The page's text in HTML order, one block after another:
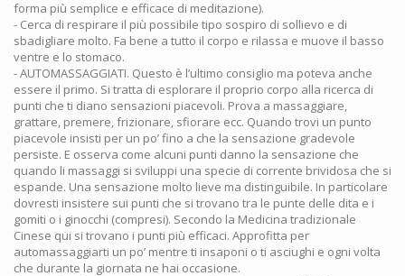
forma più semplice e efficace di meditazione).
- Cerca di respirare il più possibile tipo sospiro di sollievo e di
sbadigliare molto. Fa bene a tutto il corpo e rilassa e muove il basso
ventre e lo stomaco.
- AUTOMASSAGGIATI. Questo è l’ultimo consiglio ma poteva anche
essere il primo. Si tratta di esplorare il proprio corpo alla ricerca di
punti che ti diano sensazioni piacevoli. Prova a massaggiare,
grattare, premere, frizionare, sfiorare ecc. Quando trovi un punto
piacevole insisti per un po’ fino a che la sensazione gradevole
persiste. E osserva come alcuni punti danno la sensazione che
quando li massaggi si sviluppi una specie di corrente brividosa che si
espande. Una sensazione molto lieve ma distinguibile. In particolare
dovresti insistere sui punti che si trovano tra le punte delle dita e i
gomiti o i ginocchi (compresi). Secondo la Medicina tradizionale
Cinese qui si trovano i punti più efficaci. Approfitta per
automassaggiarti un po’ mentre ti insaponi o ti asciughi e ogni volta
che durante la giornata ne hai occasione.